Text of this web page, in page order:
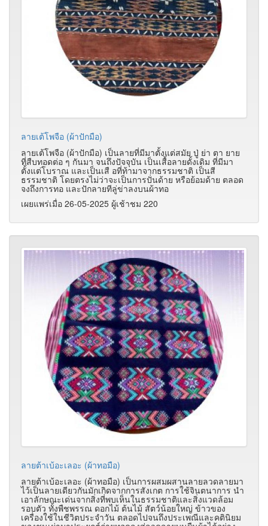
ลายเต้โพจือ (ผ้าปักมือ)
ลายเต้โพจือ (ผ้าปักมือ) เป็นลายที่มีมาตั้งแต่สมัย ปู่ ย่า ตา ยาย
ที่สืบทอดต่อ ๆ กันมา จนถึงปัจจุบัน เป็นเสื้อลายดั้งเดิม ที่มีมา
ตั้งแต่โบราณ และเป็นเสื อที่ท้ามาจากธรรมชาติ เป็นสี
ธรรมชาติ โดยตรงไม่ว่าจะเป็นการปั่นด้าย หรือย้อมด้าย ตลอด
จงถึงการทอ และปักลายทีลู่ข่าลงบนผ้าทอ
เผยแพร่เมื่อ 26-05-2025 ผู้เช้าชม 220
ลายต้าเบ้อะเลอะ (ผ้าทอมือ)
ลายต้าเบ้อะเลอะ (ผ้าทอมือ) เป็นการผสมผสานลายลวดลายมา
ไว้เป็นลายเดียวกันมักเกิดจากการสังเกต การใช้จินตนาการ นำ
เอาลักษณะเด่นจากสิ่งที่พบเห็นในธรรมชาติและสิ่งแวดล้อม
รอบตัว ทั้งพืชพรรณ ดอกไม้ ต้นไม้ สัตว์น้อยใหญ่ ข้าวของ
เครื่องใช้ในชีวิตประจำวัน ตลอดไปจนถึงประเพณีและคตินิยม